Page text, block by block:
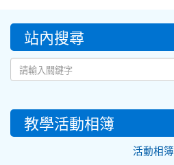
::: 站內搜尋
教學活動相簿
活動相簿